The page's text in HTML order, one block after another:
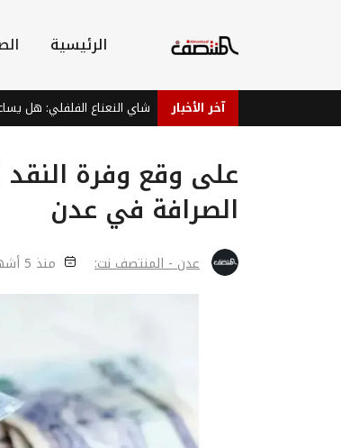
الرئيسية
آخر الأخبار
شاي النعناع الفلفلي: هل يساعد على
على وقع وفرة
الصرافة في عدن
عدن - المنتصف نت: منذ 5 أشهر